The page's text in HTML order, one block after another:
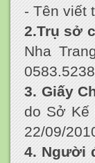
- Tên viết
2.Trụ sở
Nha
3. Giấy
do Sở Kế
22/09/
4. Người